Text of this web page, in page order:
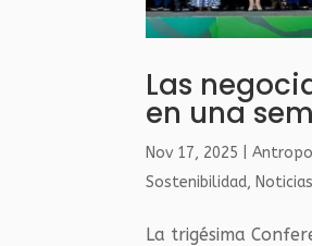
Las
en una
Nov 17, 2025 |
Sostenibilidad,
La trigésima